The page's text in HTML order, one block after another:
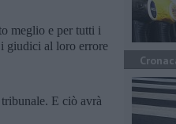
meglio e per tutti i
giudici al loro errore
E ciò avrà